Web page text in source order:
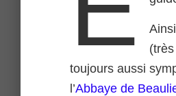
toujours aussi
l’Abbaye de